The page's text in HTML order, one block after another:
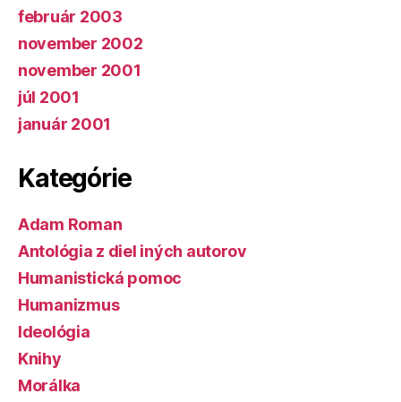
február 2003
november 2002
november 2001
júl 2001
január 2001
Kategórie
Adam Roman
Antológia z diel iných autorov
Humanistická pomoc
Humanizmus
Ideológia
Knihy
Morálka